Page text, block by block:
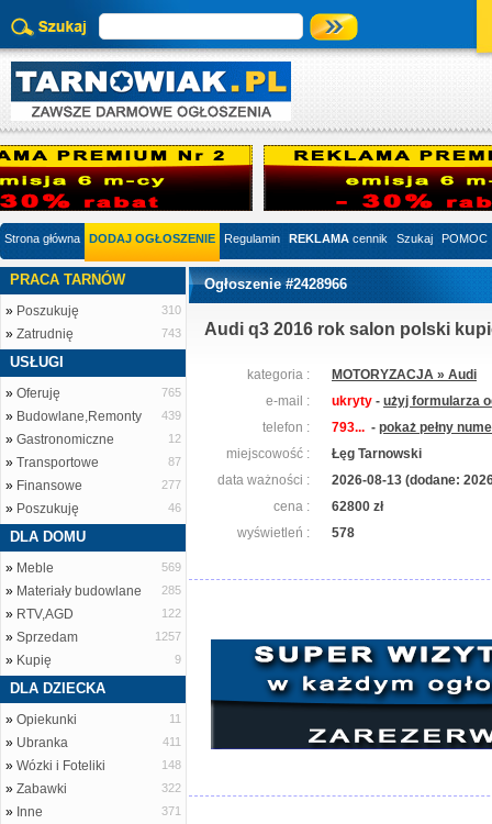
Strona główna DODAJ OGŁOSZENIE Regulamin REKLAMA cennik Szukaj POMOC
PRACA TARNÓW
» Poszukuję 310
» Zatrudnię 743
USŁUGI
» Oferuję 765
» Budowlane,Remonty 439
» Gastronomiczne 12
» Transportowe 87
» Finansowe 277
» Poszukuję 46
DLA DOMU
» Meble 569
» Materiały budowlane 285
» RTV,AGD 122
» Sprzedam 1257
» Kupię 9
DLA DZIECKA
» Opiekunki 11
» Ubranka 411
» Wózki i Foteliki 148
» Zabawki 322
» Inne 371
Ogłoszenie #2428966
Audi q3 2016 rok salon polski
kategoria :
MOTORYZACJA » Audi
e-mail :
ukryty - użyj formularza
telefon :
793... - pokaż pełny
miejscowość :
Łęg Tarnowski
data ważności :
2026-08-13 (dodane:
cena :
62800 zł
wyświetleń :
578